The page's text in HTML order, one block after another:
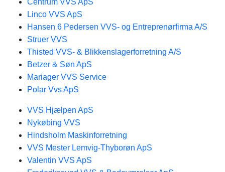
Centrum VVS ApS
Linco VVS ApS
Hansen 6 Pedersen VVS- og Entreprenørfirma A/S
Struer VVS
Thisted VVS- & Blikkenslagerforretning A/S
Betzer & Søn ApS
Mariager VVS Service
Polar Vvs ApS
VVS Hjælpen ApS
Nykøbing VVS
Hindsholm Maskinforretning
VVS Mester Lemvig-Thyborøn ApS
Valentin VVS ApS